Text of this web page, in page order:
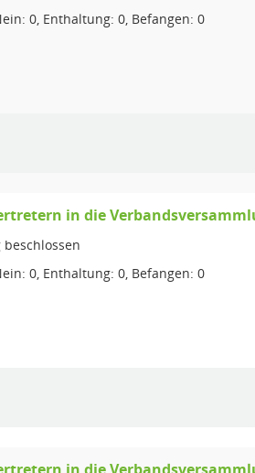
0, Enthaltung: 0, Befangen: 0
in die
0, Enthaltung: 0, Befangen: 0